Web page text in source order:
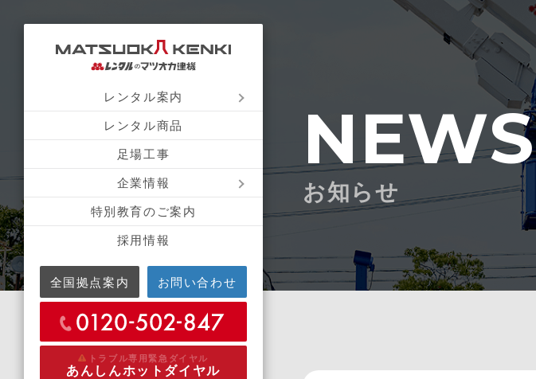
レンタル案内
レンタル商品
足場工事
企業情報
特別教育のご案内
採用情報
全国拠点案内 お問い合わせ
トラブル専用緊急ダイヤル
あんしんホットダイヤル
NEWS
お知らせ